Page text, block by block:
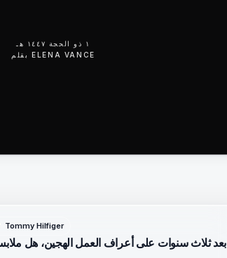
١ ذو الحجة ١٤٤٧ هـ
بقلم
ELENA VANCE
Tommy Hilfiger
بعد ثلاث سنوات على أعراف العمل الهجين، هل